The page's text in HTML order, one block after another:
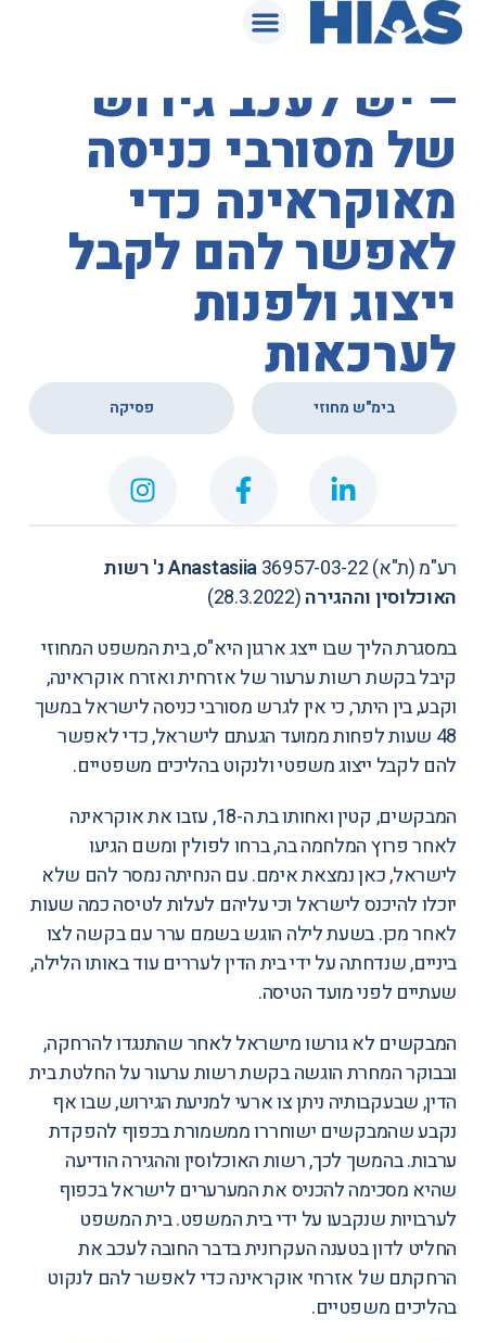
המאגר המשפטי
בית המשפט המחוזי
– יש לעכב גירוש
של מסורבי כניסה
מאוקראינה כדי
לאפשר להם לקבל
ייצוג ולפנות
לערכאות
בימ"ש מחוזי פסיקה
רע"מ (ת"א) 36957-03-22
Anastasiia נ' רשות
האוכלוסין וההגירה(28.3.2022)
במסגרת הליך שבו ייצג ארגון היא"ס, בית המשפט המחוזי
קיבל בקשת רשות ערעור של אזרחית ואזרח אוקראינה,
וקבע, בין היתר, כי אין לגרש מסורבי כניסה לישראל במשך
48 שעות לפחות ממועד הגעתם לישראל, כדי לאפשר
להם לקבל ייצוג משפטי ולנקוט בהליכים משפטיים.
המבקשים, קטין ואחותו בת ה-18, עזבו את אוקראינה
לאחר פרוץ המלחמה בה, ברחו לפולין ומשם הגיעו
לישראל, כאן נמצאת אימם. עם הנחיתה נמסר להם שלא
יוכלו להיכנס לישראל וכי עליהם לעלות לטיסה כמה שעות
לאחר מכן. בשעת לילה הוגש בשמם ערר עם בקשה לצו
ביניים, שנדחתה על ידי בית הדין לעררים עוד באותו הלילה,
שעתיים לפני מועד הטיסה.
המבקשים לא גורשו מישראל לאחר שהתנגדו להרחקה,
ובבוקר המחרת הוגשה בקשת רשות ערעור על החלטת בית
הדין, שבעקבותיה ניתן צו ארעי למניעת הגירוש, שבו אף
נקבע שהמבקשים ישוחררו ממשמורת בכפוף להפקדת
ערבות. בהמשך לכך, רשות האוכלוסין וההגירה הודיעה
שהיא מסכימה להכניס את המערערים לישראל בכפוף
לערבויות שנקבעו על ידי בית המשפט. בית המשפט
החליט לדון בטענה העקרוניתבדבר החובה לעכב את
הרחקתם של אזרחי אוקראינה כדי לאפשר להם לנקוט
בהליכים משפטיים.